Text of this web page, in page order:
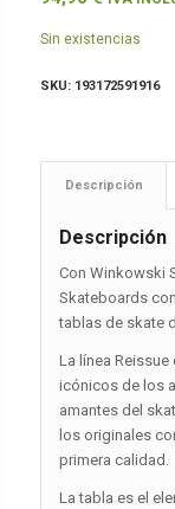
Sin existencias
SKU: 193172591916
Descripción
Descripción
Con Winkowski
Skateboards
tablas de skate
La línea
icónicos de los
amantes del
los originales
primera calidad.
La tabla es el